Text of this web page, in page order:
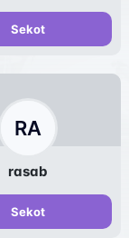
Sekot
RA
rasab
Sekot